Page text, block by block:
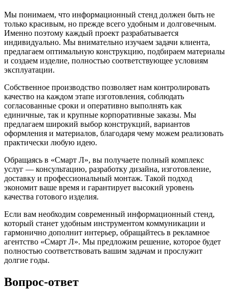
Мы понимаем, что информационный стенд должен быть не
только красивым, но прежде всего удобным и долговечным.
Именно поэтому каждый проект разрабатывается
индивидуально. Мы внимательно изучаем задачи клиента,
предлагаем оптимальную конструкцию, подбираем материалы
и создаем изделие, полностью соответствующее условиям
эксплуатации.
Собственное производство позволяет нам контролировать
качество на каждом этапе изготовления, соблюдать
согласованные сроки и оперативно выполнять как
единичные, так и крупные корпоративные заказы. Мы
предлагаем широкий выбор конструкций, вариантов
оформления и материалов, благодаря чему можем реализовать
практически любую идею.
Обращаясь в «Смарт Л», вы получаете полный комплекс
услуг — консультацию, разработку дизайна, изготовление,
доставку и профессиональный монтаж. Такой подход
экономит ваше время и гарантирует высокий уровень
качества готового изделия.
Если вам необходим современный информационный стенд,
который станет удобным инструментом коммуникации и
гармонично дополнит интерьер, обращайтесь в рекламное
агентство «Смарт Л». Мы предложим решение, которое будет
полностью соответствовать вашим задачам и прослужит
долгие годы.
Вопрос-ответ